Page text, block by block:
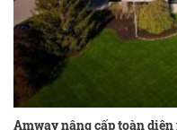
Amway nâng cấp toàn